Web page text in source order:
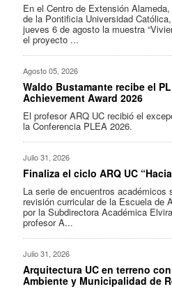
En el Centro de Extensión
de la Pontificia Universidad
jueves 6 de agosto la muestra
el proyecto ...
Agosto 05, 2026
Waldo Bustamante recibe el
Achievement Award 2026
El profesor ARQ UC recibió el
la Conferencia PLEA 2026.
Julio 31, 2026
Finaliza el ciclo ARQ UC
La serie de encuentros
revisión curricular de la Escuela de
por la Subdirectora Académica
profesor A...
Julio 31, 2026
Arquitectura UC en terreno
Ambiente y Municipalidad de